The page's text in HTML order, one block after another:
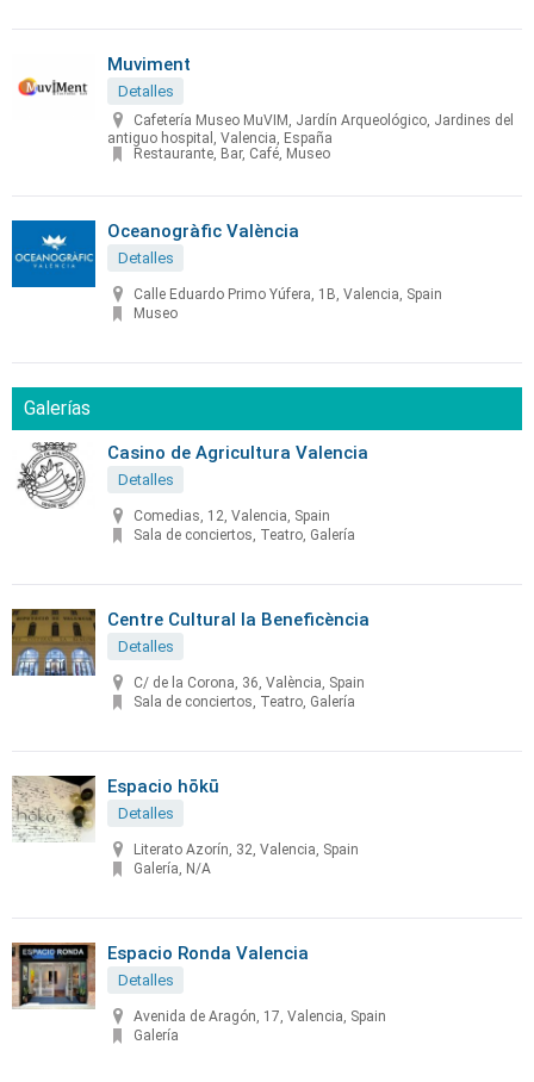
Muviment
Detalles
Cafetería Museo MuVIM, Jardín Arqueológico, Jardines del
antiguo hospital, Valencia, España
Restaurante, Bar, Café, Museo
Oceanogràfic València
Detalles
Calle Eduardo Primo Yúfera, 1B, Valencia, Spain
Museo
Galerías
Casino de Agricultura Valencia
Detalles
Comedias, 12, Valencia, Spain
Sala de conciertos, Teatro, Galería
Centre Cultural la Beneficència
Detalles
C/ de la Corona, 36, València, Spain
Sala de conciertos, Teatro, Galería
Espacio hōkū
Detalles
Literato Azorín, 32, Valencia, Spain
Galería, N/A
Espacio Ronda Valencia
Detalles
Avenida de Aragón, 17, Valencia, Spain
Galería